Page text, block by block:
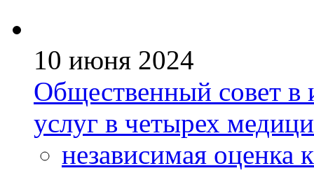
10 июня 2024
Общественный совет в
услуг в четырех
независимая оценка